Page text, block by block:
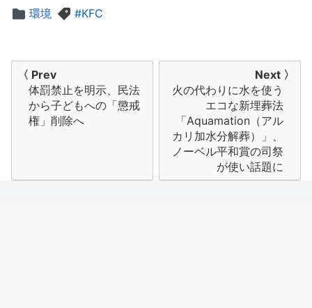
環境 KFC
〈 Prev
体罰禁止を明示、民法
から子どもへの「懲戒
権」削除へ
Next 〉
火の代わりに水を使う
エコな新埋葬法
「Aquamation（アル
カリ加水分解葬）」、
ノーベル平和賞の司祭
が使い話題に